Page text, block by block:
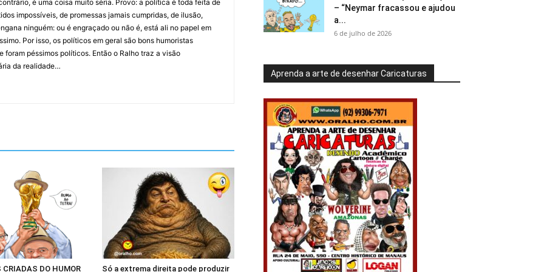
é uma coisa muito séria. Provo: a política é toda feita de
impossíveis, de promessas jamais cumpridas, de ilusão,
ninguém: ou é engraçado ou não é, está ali no papel em
Por isso, os políticos em geral são bons humoristas
foram péssimos políticos. Então o Ralho traz a visão
da realidade…
CRIADAS DO HUMOR Só a extrema direita pode produzir
– “Neymar fracassou e ajudou
a...
6 de julho de 2026
Aprenda a arte de desenhar Caricaturas